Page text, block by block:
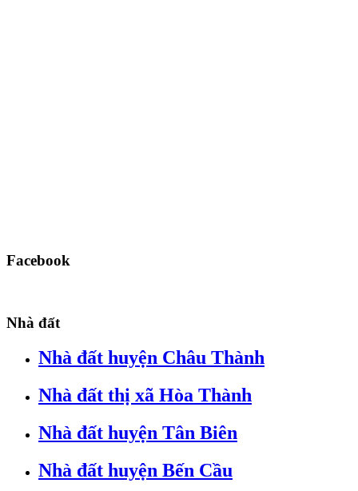
Facebook
Nhà đất
Nhà đất huyện Châu Thành
Nhà đất thị xã Hòa Thành
Nhà đất huyện Tân Biên
Nhà đất huyện Bến Cầu